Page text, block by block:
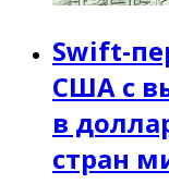
Swift-
США с
в
стран